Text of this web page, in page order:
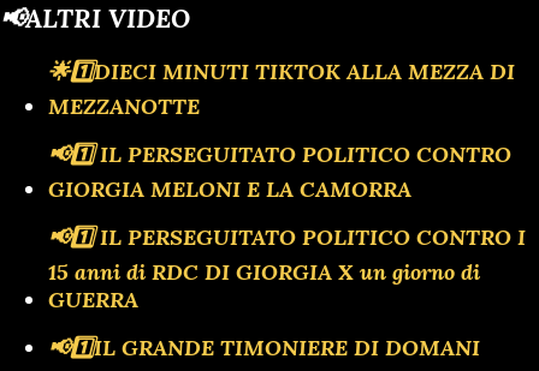
📢ALTRI VIDEO
🌟1️⃣DIECI MINUTI TIKTOK ALLA MEZZA DI
MEZZANOTTE
📢1️⃣ IL PERSEGUITATO POLITICO CONTRO
GIORGIA MELONI E LA CAMORRA
📢1️⃣ IL PERSEGUITATO POLITICO CONTRO I
15 anni di RDC DI GIORGIA X un giorno di
GUERRA
📢1️⃣IL GRANDE TIMONIERE DI DOMANI